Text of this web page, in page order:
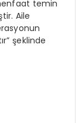
temin
Aile
şeklinde